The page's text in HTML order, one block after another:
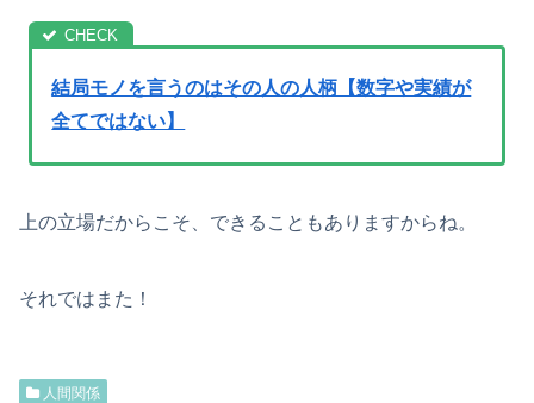
結局モノを言うのはその人の人柄【数字や実績が
全てではない】
上の立場だからこそ、できることもありますからね。
それではまた！
人間関係